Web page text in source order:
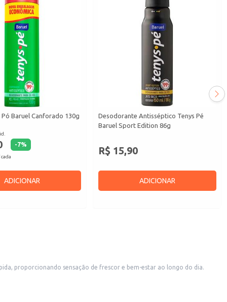
Pó Baruel Canforado 130g
-7%
ADICIONAR
Desodorante Antisséptico Tenys Pé
Baruel Sport Edition 86g
R$ 15,90
ADICIONAR
proporcionando sensação de frescor e bem-estar ao longo do dia.